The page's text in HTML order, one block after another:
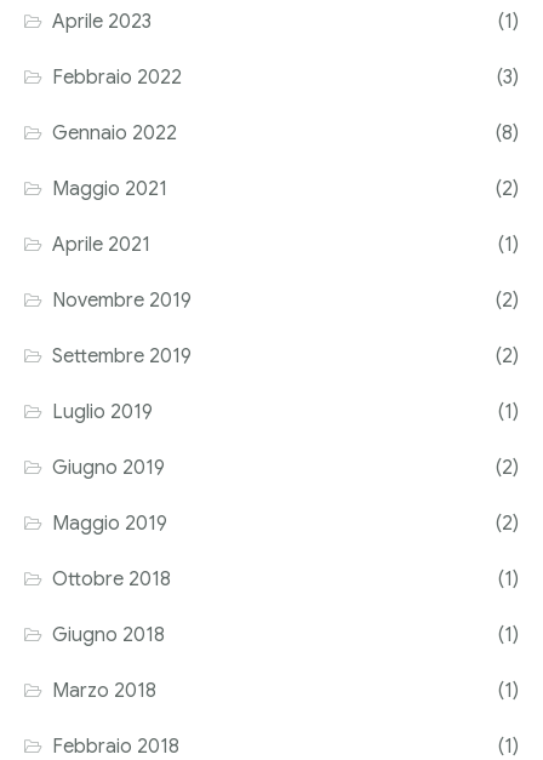
Corriere tributario
Editore Euroconference
Il Giornale del Revisore
Forum Fiscale
Articoli
Aprile 2023 (1)
Febbraio 2022 (3)
Gennaio 2022 (8)
Maggio 2021 (2)
Aprile 2021 (1)
Novembre 2019 (2)
Settembre 2019 (2)
Luglio 2019 (1)
Giugno 2019 (2)
Maggio 2019 (2)
Ottobre 2018 (1)
Giugno 2018 (1)
Marzo 2018 (1)
Febbraio 2018 (1)